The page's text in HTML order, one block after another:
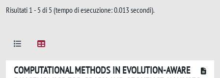
Risultati 1 - 5 di 5 (tempo di esecuzione: 0.013 secondi).
COMPUTATIONAL METHODS IN EVOLUTION-AWARE